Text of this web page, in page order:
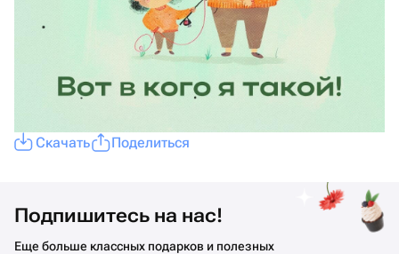
Скачать Поделиться
Подпишитесь на нас!
Еще больше классных подарков и полезных